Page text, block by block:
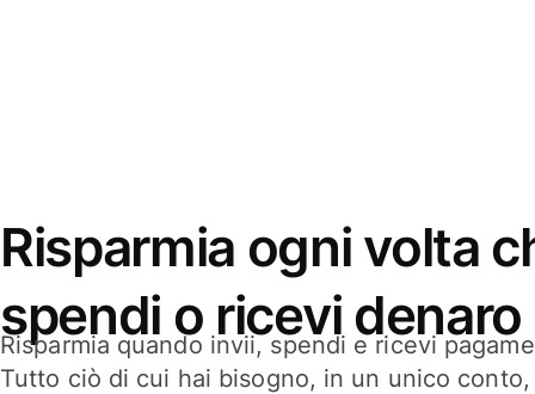
Risparmia ogni volta
spendi o ricevi denaro
Risparmia quando invii, spendi e ricevi
Tutto ciò di cui hai bisogno, in un unico